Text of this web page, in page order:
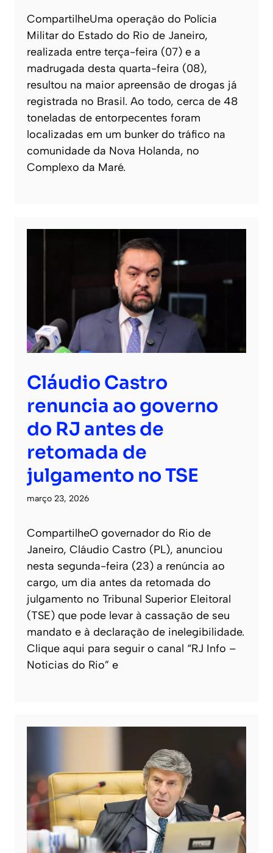
CompartilheUma operação do Polícia
Militar do Estado do Rio de Janeiro,
realizada entre terça-feira (07) e a
madrugada desta quarta-feira (08),
resultou na maior apreensão de drogas já
registrada no Brasil. Ao todo, cerca de 48
toneladas de entorpecentes foram
localizadas em um bunker do tráfico na
comunidade da Nova Holanda, no
Complexo da Maré.
Cláudio Castro
renuncia ao governo
do RJ antes de
retomada de
julgamento no TSE
março 23, 2026
CompartilheO governador do Rio de
Janeiro, Cláudio Castro (PL), anunciou
nesta segunda-feira (23) a renúncia ao
cargo, um dia antes da retomada do
julgamento no Tribunal Superior Eleitoral
(TSE) que pode levar à cassação de seu
mandato e à declaração de inelegibilidade.
Clique aqui para seguir o canal “RJ Info –
Noticias do Rio” e